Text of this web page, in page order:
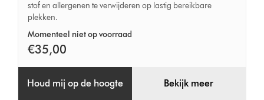
stof en allergenen te verwijderen op lastig bereikbare
plekken.
Momenteel niet op voorraad
€35,00
Houd mij op de hoogte Bekijk meer